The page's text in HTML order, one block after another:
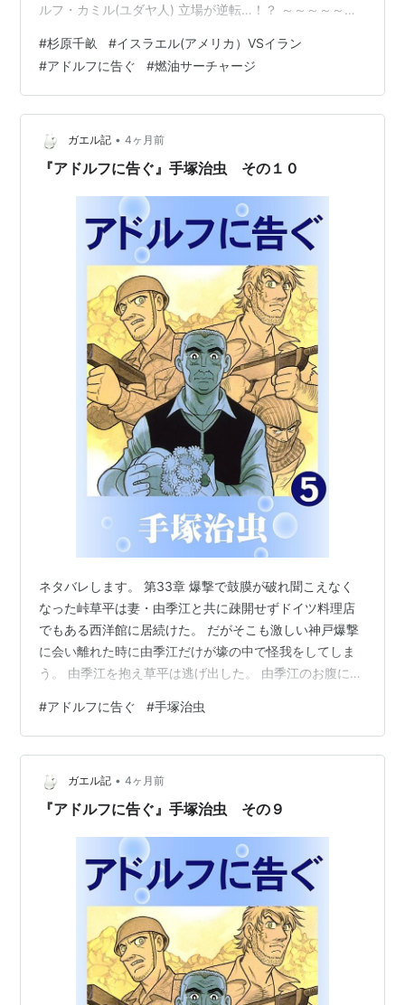
ルフ・カミル(ユダヤ人) 立場が逆転…！？ ～～～～～～
一 シンガポールケロシンの発表が怖い… シンガポールは
アジア最大の石油取引ハブ ここでの価格がアジア近隣諸
国(日本、韓国、中国など)の 石油製品価格のベンチマー
ク(基準) 燃油サーチャージ計算 シンガポールケロシン価
格 × 為替レート(円…
#杉原千畝 #イスラエル(アメリカ）VSイラン
#アドルフに告ぐ #燃油サーチャージ
ガエル記 • 4ヶ月前
『アドルフに告ぐ』手塚治虫 その１０
ネタバレします。 第33章 爆撃で鼓膜が破れ聞こえなく
なった峠草平は妻・由季江と共に疎開せずドイツ料理店
でもある西洋館に居続けた。 だがそこも激しい神戸爆撃
に会い離れた時に由季江だけが壕の中で怪我をしてしま
う。 由季江を抱え草平は逃げ出した。 由季江のお腹には
と出会い炊き出しを分けてもらう。 だが由季江は気を失
ってしまう。 再び草平は由季江を背負い仮救護所で医師
の診断を受け彼女が脳障害で危険な状態だと知る。 「と
はいえケガ人病人が溢れかえるこの状況ではとても受け
入れてくれる病院はない、ただし軍人の幹部か政界の方
#アドルフに告ぐ #手塚治虫
ガエル記 • 4ヶ月前
『アドルフに告ぐ』手塚治虫 その９